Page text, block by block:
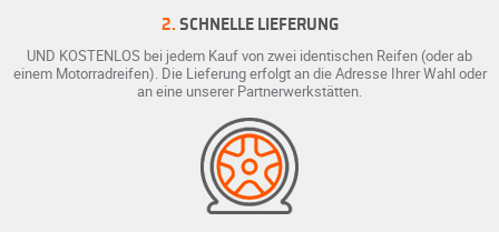
2. SCHNELLE LIEFERUNG
UND KOSTENLOS bei jedem Kauf von zwei identischen Reifen (oder ab
einem Motorradreifen). Die Lieferung erfolgt an die Adresse Ihrer Wahl oder
an eine unserer Partnerwerkstätten.